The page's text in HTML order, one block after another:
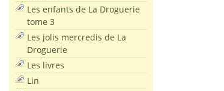
Les enfants de La Droguerie
tome 3
Les jolis mercredis de La
Droguerie
Les livres
Lin